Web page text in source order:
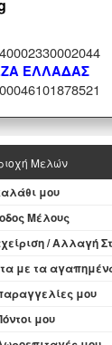
ΕΛΛΑΔΑΣ
Mελών
μου
Μέλους
/ Aλλαγή
με τα
μου
μου